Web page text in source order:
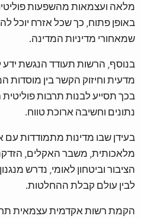
מלאה ועצמאות מהשפעות
באופן פתוח, כך שכל אזרח יוכל
שמאחורי מדיניות המדינה.
בנוסף, הרשות תעודד הנגשת ידע
מדעית וחיזוק הקשר בין מוסדות
בכך תסייע לבנות תרבות
נתונים וחשיבה ארוכת טווח.
בעידן שבו מדינות מתמודדות עם
מלאכותית, משבר האקלים,
הציבור וביטחון לאומי, נדרש
לבין עולם קבלת ההחלטות.
הקמת רשות אקדמית עצמאית